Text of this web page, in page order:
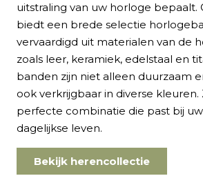
uitstraling van uw horloge bepaalt.
biedt een brede selectie
vervaardigd uit materialen van de
zoals leer, keramiek, edelstaal en
banden zijn niet alleen duurzaam
ook verkrijgbaar in diverse
perfecte combinatie die past bij
dagelijkse leven.
Bekijk herencollectie